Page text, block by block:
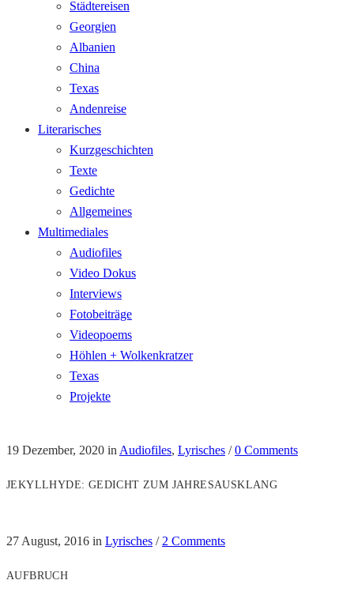
Städtereisen
Georgien
Albanien
China
Texas
Andenreise
Literarisches
Kurzgeschichten
Texte
Gedichte
Allgemeines
Multimediales
Audiofiles
Video Dokus
Interviews
Fotobeiträge
Videopoems
Höhlen + Wolkenkratzer
Texas
Projekte
19 Dezember, 2020 in Audiofiles, Lyrisches /0 Comments
JEKYLLHYDE: GEDICHT ZUM JAHRESAUSKLANG
27 August, 2016 in Lyrisches / 2 Comments
AUFBRUCH